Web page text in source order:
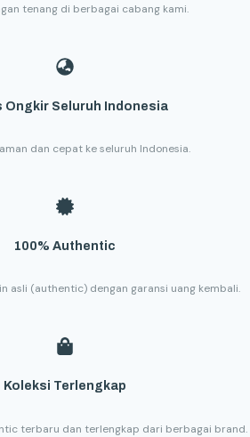
tenang di berbagai cabang kami.
Ongkir Seluruh Indonesia
dan cepat ke seluruh Indonesia.
100% Authentic
asli (authentic) dengan garansi uang kembali.
Koleksi Terlengkap
terbaru dan terlengkap dari berbagai brand.